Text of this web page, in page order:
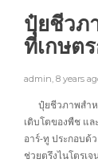
ปุ๋ยชีวภ
ที่เกษต
admin, 8 years
ปุ๋ยชีวภาพสำ
เติบโตของพืช แ
อาร์-ทู ประกอบด้
ช่วยตรึงไนโตรเ